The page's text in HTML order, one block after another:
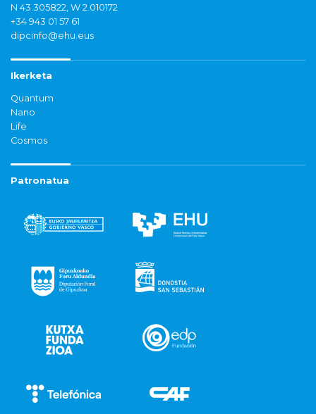
N 43.305822, W 2.010172
+34 943 01 57 61
dipcinfo@ehu.eus
Ikerketa
Quantum
Nano
Life
Cosmos
Patronatua